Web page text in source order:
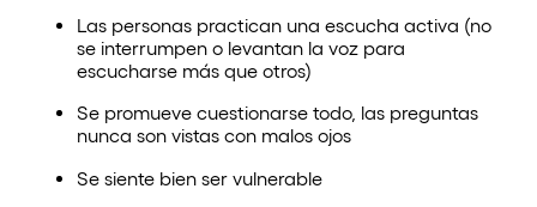
Las personas practican una escucha activa (no
se interrumpen o levantan la voz para
escucharse más que otros)
Se promueve cuestionarse todo, las preguntas
nunca son vistas con malos ojos
Se siente bien ser vulnerable